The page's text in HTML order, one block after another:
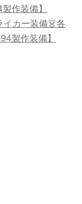
作装備】
イカー装備👗各
製作装備】